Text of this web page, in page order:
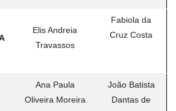
Elis Andreia
Travassos
Fabiola da
Cruz Costa
Ana Paula
Oliveira Moreira
João Batista
Dantas de